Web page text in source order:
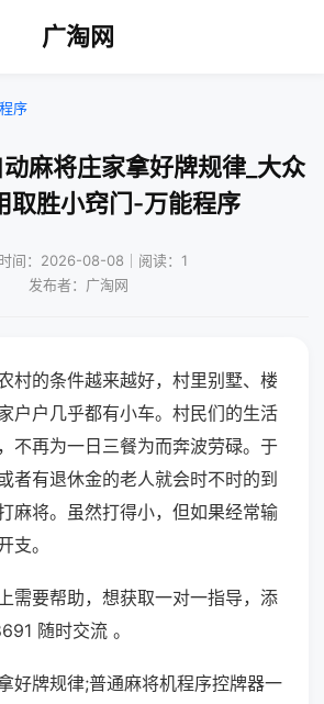
广淘网
序
麻将庄家拿好牌规律_大众
取胜小窍门-万能程序
间：2026-08-08｜阅读：1
发布者：广淘网
村的条件越来越好，村里别墅、楼
户户几乎都有小车。村民们的生活
不再为一日三餐为而奔波劳碌。于
者有退休金的老人就会时不时的到
麻将。虽然打得小，但如果经常输
支。
需要帮助，想获取一对一指导，添
随时交流 。
好牌规律;普通麻将机程序控牌器一